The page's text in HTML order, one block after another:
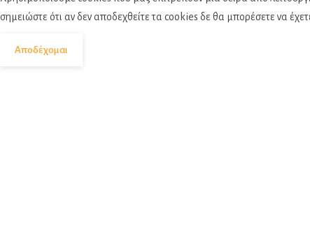
σημειώστε ότι αν δεν αποδεχθείτε τα cookies δε θα μπορέσετε να
Αποδέχομαι